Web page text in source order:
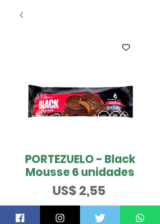
PORTEZUELO - Black
Mousse 6 unidades
US$ 2,55Preço
ESGOTADO